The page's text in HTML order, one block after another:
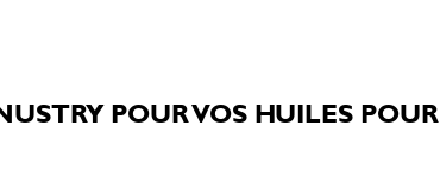
POUR VOS HUILES POUR